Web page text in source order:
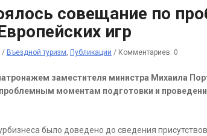
совещание по
игр
/ Въездной туризм, Публикации / Комментариев: 0
заместителя министра Михаила
моментам подготовки и
было доведено до сведения